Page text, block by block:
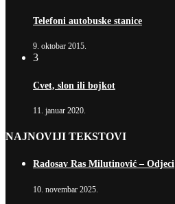
Telefoni autobuske stanice
9. oktobar 2015.
3
Cvet, slon ili bojkot
11. januar 2020.
NAJNOVIJI TEKSTOVI
Radosav Ras Milutinović – Odjeci
10. novembar 2025.